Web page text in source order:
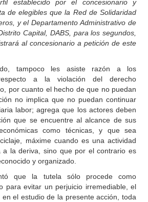
establecido por el concesionario y
de elegibles que la Red de Solidaridad
y el Departamento Administrativo de
Capital, DABS, para los segundos,
al concesionario a petición de este
tampoco les asiste razón a los
a la violación del derecho
por cuanto el hecho de que no puedan
no implica que no puedan continuar
labor; agrega que los actores deben
que se encuentre al alcance de sus
como técnicas, y que sea
máxime cuando es una actividad
a la deriva, sino que por el contrario es
y organizado.
que la tutela sólo procede como
para evitar un perjuicio irremediable, el
el estudio de la presente acción, toda